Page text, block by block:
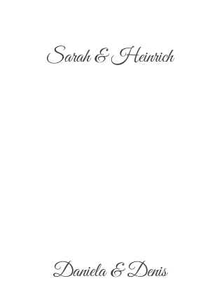
Sarah & Heinrich
Daniela & Denis